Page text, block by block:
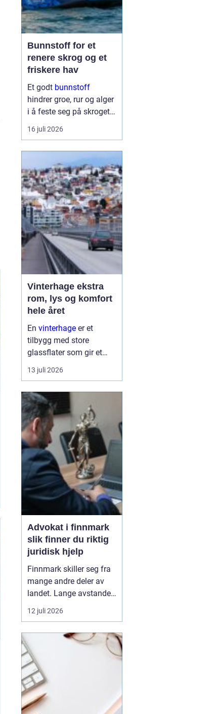
Bunnstoff for et
renere skrog og et
friskere hav
Et godt bunnstoff
hindrer groe, rur og alger
i å feste seg på skroget.
Dermed holder båten
bedre fart, bruker mindre
mindre vedlikehold på
land. Samtidig begynner
flere båteiere ...
16 juli 2026
Vinterhage ekstra
rom, lys og komfort
hele året
En vinterhage er et
tilbygg med store
glassflater som gir et
lyst og lunt oppholdsrom
nær hagen, også når
fungere som en ekstra
stue, spiseplass eller
stille son...
13 juli 2026
Advokat i finnmark
slik finner du riktig
juridisk hjelp
Finnmark skiller seg fra
mange andre deler av
landet. Lange avstander,
små lokalsamfunn, sterk
tilknytning til natur og
rettigheter gjør at mange
juridiske spørsmål får en
ekstra dimensjon. Når en
privatperson eller en
bedrift i...
12 juli 2026